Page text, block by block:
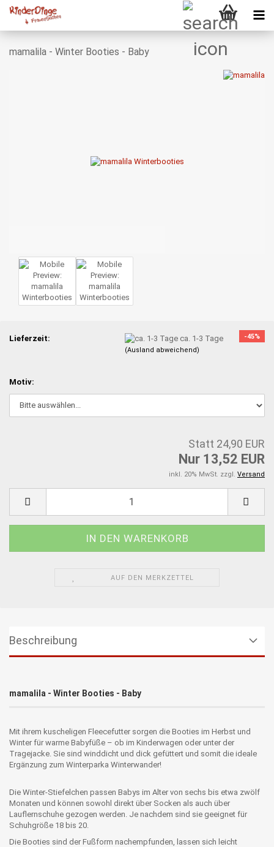
mamalila - Winter Booties - Baby
-45%
Lieferzeit: ca. 1-3 Tage
(Ausland abweichend)
Motiv:
Statt 24,90 EUR
Nur 13,52 EUR
inkl. 20% MwSt. zzgl. Versand
AUF DEN MERKZETTEL
Beschreibung
mamalila - Winter Booties - Baby
Mit ihrem kuscheligen Fleecefutter sorgen die Booties im Herbst und
Winter für warme Babyfüße – ob im Kinderwagen oder unter der
Tragejacke. Sie sind winddicht und dick gefüttert und somit die ideale
Ergänzung zum Winterparka Winterwander!
Die Winter-Stiefelchen passen Babys im Alter von sechs bis etwa zwölf
Monaten und können sowohl direkt über Socken als auch über
Lauflernschuhe gezogen werden. Je nachdem sind sie geeignet für
Schuhgröße 18 bis 20.
Die Booties sind der Fußform nachempfunden, lassen sich leicht